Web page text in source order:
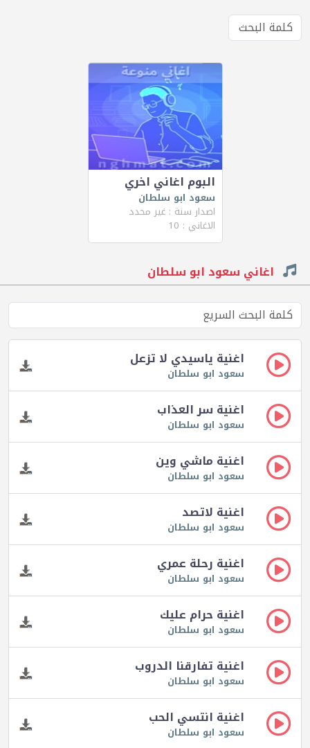
البوم اغاني اخري
سعود ابو سلطان
اصدار سنة : غير محدد
الاغاني : 10
اغاني سعود ابو سلطان
اغنية ياسيدي لا تزعل
سعود ابو سلطان
اغنية سر العذاب
سعود ابو سلطان
اغنية ماشي وين
سعود ابو سلطان
اغنية لاتصد
سعود ابو سلطان
اغنية رحلة عمري
سعود ابو سلطان
اغنية حرام عليك
سعود ابو سلطان
اغنية تفارقنا الدروب
سعود ابو سلطان
اغنية انتسي الحب
سعود ابو سلطان